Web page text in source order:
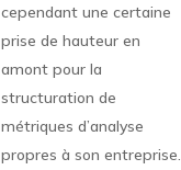
cependant une certaine
prise de hauteur en
amont pour la
structuration de
métriques d’analyse
propres à son entreprise.